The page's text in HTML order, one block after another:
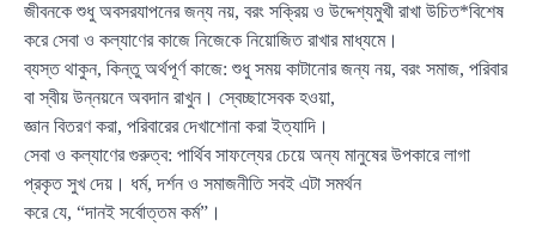
জীবনকে শুধু অবসরযাপনের জন্য নয়, বরং সক্রিয় ও উদ্দেশ্যমুখী রাখা উচিত*বিশেষ
করে সেবা ও কল্যাণের কাজে নিজেকে নিয়োজিত রাখার মাধ্যমে।
ব্যস্ত থাকুন, কিন্তু অর্থপূর্ণ কাজে: শুধু সময় কাটানোর জন্য নয়, বরং সমাজ, পরিবার
বা স্বীয় উন্নয়নে অবদান রাখুন। স্বেচ্ছাসেবক হওয়া,
জ্ঞান বিতরণ করা, পরিবারের দেখাশোনা করা ইত্যাদি।
সেবা ও কল্যাণের গুরুত্ব: পার্থিব সাফল্যের চেয়ে অন্য মানুষের উপকারে লাগা
প্রকৃত সুখ দেয়। ধর্ম, দর্শন ও সমাজনীতি সবই এটা সমর্থন
করে যে, “দানই সর্বোত্তম কর্ম”।